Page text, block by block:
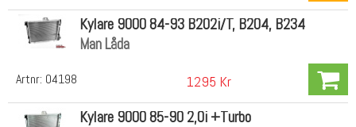
Artnr: 04198
Kylare 9000 84-93 B202i/T, B204, B234
Man Låda
1295 Kr
Kylare 9000 85-90 2,0i +Turbo